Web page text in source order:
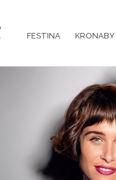
FESTINA KRONABY